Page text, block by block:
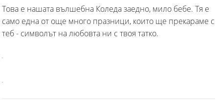
Това е нашата вълшебна Коледа заедно, мило бебе. Тя е
само една от още много празници, които ще прекараме с
теб - символът на любовта ни с твоя татко.